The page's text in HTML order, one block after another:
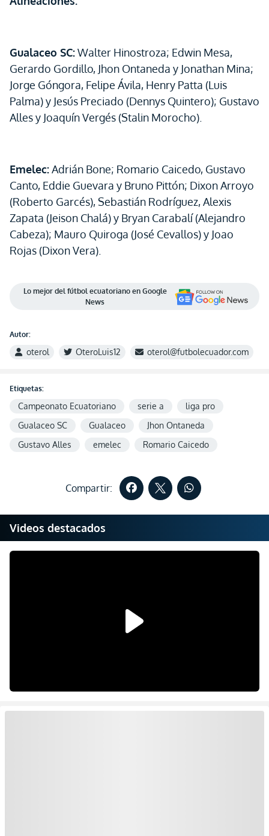
Gualaceo SC:Walter Hinostroza; Edwin Mesa,
Gerardo Gordillo, Jhon Ontaneda y Jonathan Mina;
Jorge Góngora, Felipe Ávila, Henry Patta (Luis
Palma) y Jesús Preciado (Dennys Quintero); Gustavo
Alles y Joaquín Vergés (Stalin Morocho).
Emelec:Adrián Bone; Romario Caicedo, Gustavo
Canto, Eddie Guevara y Bruno Pittón; Dixon Arroyo
(Roberto Garcés), Sebastián Rodríguez, Alexis
Zapata (Jeison Chalá) y Bryan Carabalí (Alejandro
Cabeza); Mauro Quiroga (José Cevallos) y Joao
Rojas (Dixon Vera).
Lo mejor del fútbol ecuatoriano en Google
News
Autor:
oterol OteroLuis12 oterol@futbolecuador.com
Etiquetas:
Campeonato Ecuatoriano serie a
liga pro
Gualaceo SC
Gualaceo
Jhon Ontaneda
Gustavo Alles
emelec Romario Caicedo
Compartir:
Videos destacados